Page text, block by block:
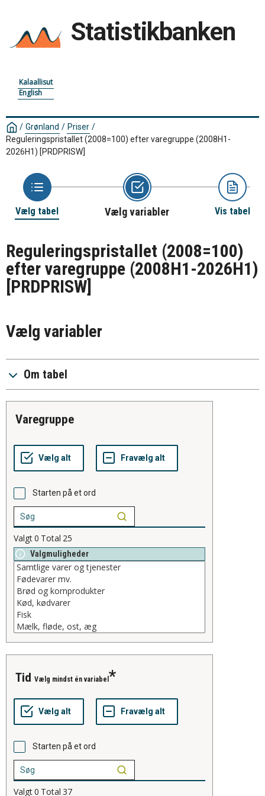
Statistikbanken
Kalaallisut
English
/ Grønland / Priser /
Reguleringspristallet (2008=100) efter varegruppe (2008H1-
2026H1) [PRDPRISW]
Vælg tabel Vælg variabler Vis tabel
Reguleringspristallet (2008=100)
efter varegruppe (2008H1-2026H1)
[PRDPRISW]
Vælg variabler
Om tabel
varegruppe
Starten på et ord
Valgt0 Total 25
Valgmuligheder
tid Vælg mindst én variabel
Starten på et ord
Valgt0 Total 37